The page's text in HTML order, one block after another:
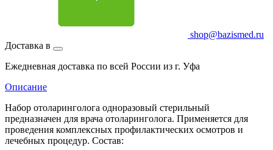
shop@bazismed.ru
Доставка в
Ежедневная доставка по всей России из г. Уфа
Описание
Набор отоларинголога одноразовый стерильный
предназначен для врача отоларинголога. Применяется для
проведения комплексных профилактических осмотров и
лечебных процедур. Состав: